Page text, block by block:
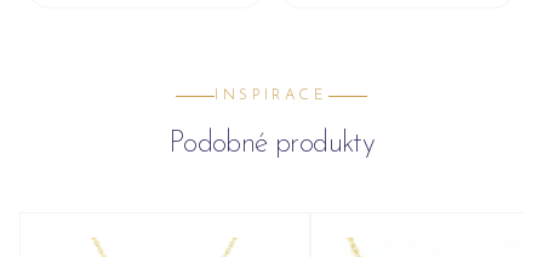
INSPIRACE
Podobné produkty